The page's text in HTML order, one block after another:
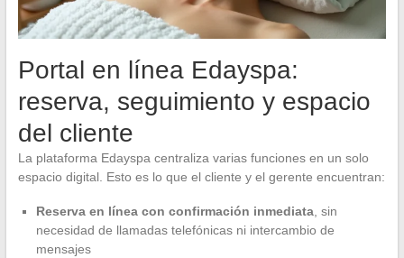
Portal en línea Edayspa:
reserva, seguimiento y espacio
del cliente
La plataforma Edayspa centraliza varias funciones en un solo
espacio digital. Esto es lo que el cliente y el gerente encuentran:
Reserva en línea con confirmación inmediata, sin
necesidad de llamadas telefónicas ni intercambio de
mensajes